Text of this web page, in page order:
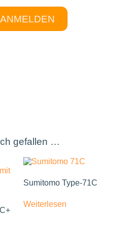
ANMELDEN
gefallen …
Sumitomo Type-71C
Weiterlesen